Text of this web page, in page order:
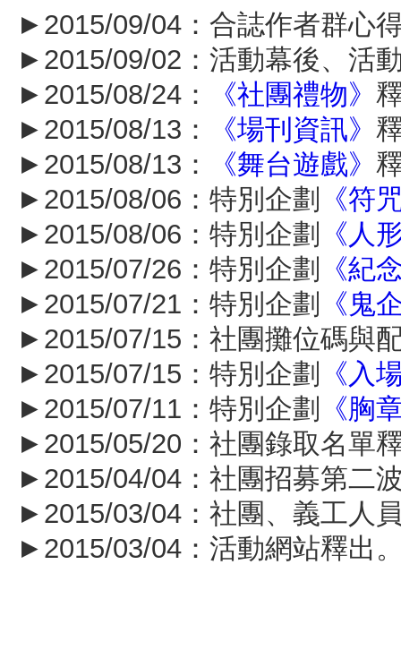
►2015/09/04：合誌作者群心
►2015/09/02：活動幕後、活
►2015/08/24：
《社團禮物》
►2015/08/13：
《場刊資訊》
►2015/08/13：
《舞台遊戲》
►2015/08/06：特別企劃
《符
►2015/08/06：特別企劃
《人
►2015/07/26：特別企劃
《紀
►2015/07/21：特別企劃
《鬼
►2015/07/15：社團攤位碼與
►2015/07/15：特別企劃
《入
►2015/07/11：特別企劃
《胸
►2015/05/20：社團錄取名單
►2015/04/04：社團招募第二
►2015/03/04：社團、義工人
►2015/03/04：活動網站釋出